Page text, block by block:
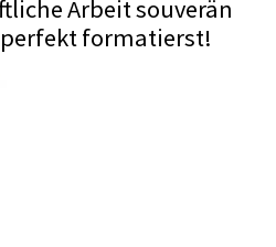
Arbeit souverän
formatierst!